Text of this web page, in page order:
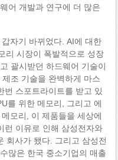
어 개발과 연구에 더 많은
자기 바뀌었다. AI에 대한
리 시장이 폭발적으로 성장
괄시받던 하드웨어 기술이
조 기술을 완벽하게 마스
번 스포트라이트를 받고 있
를 위한 메모리, 그리고 에
모리, 이 제품들을 세상에
런 이유로 인해 삼성전자와
회사가 됐다. 그리고 삼성전
많은 한국 중소기업의 매출